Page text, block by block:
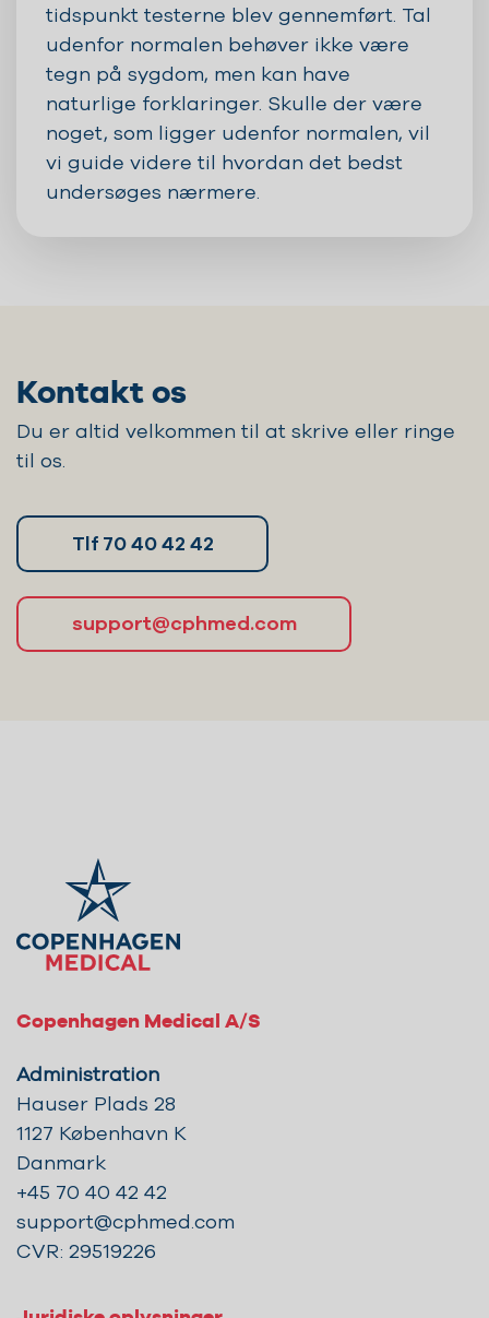
tidspunkt testerne blev gennemført. Tal
udenfor normalen behøver ikke være
tegn på sygdom, men kan have
naturlige forklaringer. Skulle der være
noget, som ligger udenfor normalen, vil
vi guide videre til hvordan det bedst
undersøges nærmere.
Kontakt os
Du er altid velkommen til at skrive eller ringe
til os.
Tlf 70 40 42 42
support@cphmed.com
Copenhagen Medical A/S
Administration
Hauser Plads 28
1127 København K
Danmark
+45 70 40 42 42
support@cphmed.com
CVR: 29519226